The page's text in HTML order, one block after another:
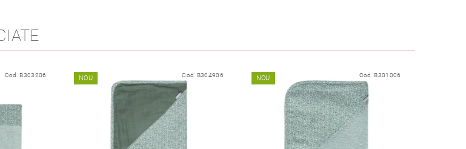
Cod: B303206 NOU Cod: B304906 NOU Cod: B301006